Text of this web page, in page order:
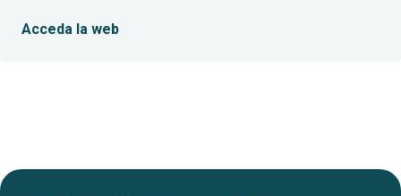
Acceda la web